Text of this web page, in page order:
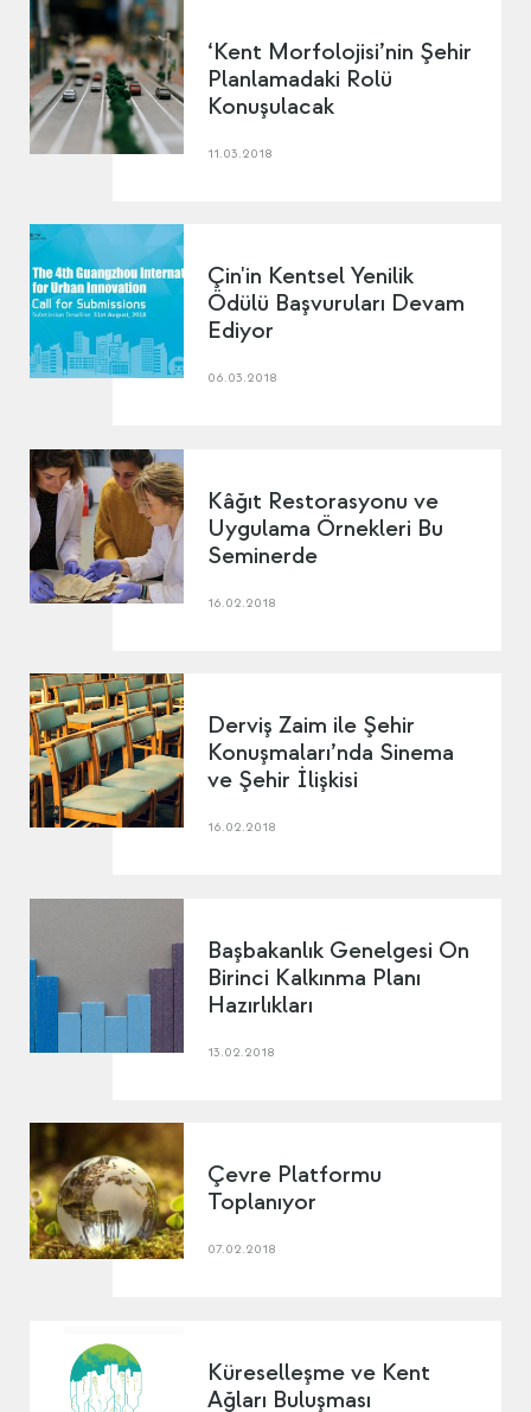
‘Kent Morfolojisi’nin Şehir
Planlamadaki Rolü
Konuşulacak
11.03.2018
Çin'in Kentsel Yenilik
Ödülü Başvuruları Devam
Ediyor
06.03.2018
Kâğıt Restorasyonu ve
Uygulama Örnekleri Bu
Seminerde
16.02.2018
Derviş Zaim ile Şehir
Konuşmaları’nda Sinema
ve Şehir İlişkisi
16.02.2018
Başbakanlık Genelgesi On
Birinci Kalkınma Planı
Hazırlıkları
13.02.2018
Çevre Platformu
Toplanıyor
07.02.2018
Küreselleşme ve Kent
Ağları Buluşması